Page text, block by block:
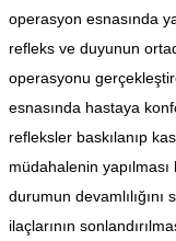
operasyon esnasında
refleks ve duyunun
operasyonu
esnasında hastaya
refleksler baskılanıp
müdahalenin
durumun
ilaçlarının